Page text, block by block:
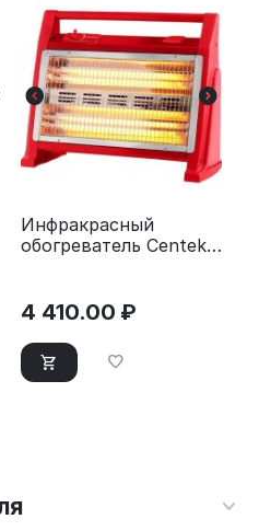
Инфракрасный
обогреватель Centek
4 410.00 ₽